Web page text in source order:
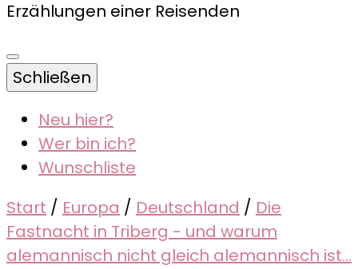
Erzählungen einer Reisenden
Schließen
Neu hier?
Wer bin ich?
Wunschliste
Start / Europa / Deutschland / Die
Fastnacht in Triberg - und warum
alemannisch nicht gleich alemannisch ist...